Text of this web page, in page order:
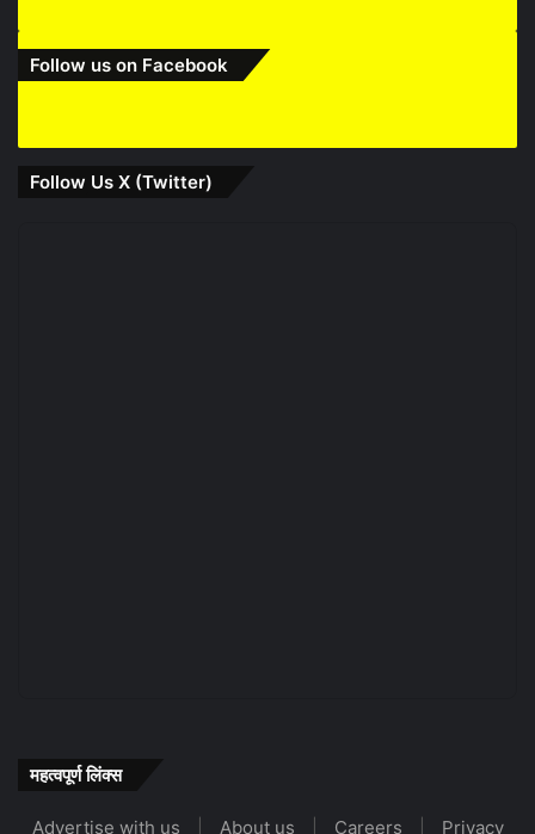
Follow us on Facebook
Follow Us X (Twitter)
महत्वपूर्ण लिंक्स
Advertise with us About us Careers Privacy